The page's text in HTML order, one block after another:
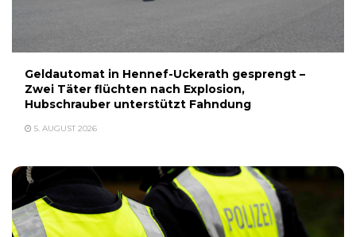
Geldautomat in Hennef-Uckerath gesprengt –
Zwei Täter flüchten nach Explosion,
Hubschrauber unterstützt Fahndung
5. AUGUST 2026